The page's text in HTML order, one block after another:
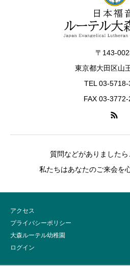
〒143-
東京都大田区山
TEL 03-5718-
FAX 03-
質問などがありましたら
私たちはあなたのご来会を
アクセス
プライバシーポリシー
大森ルーテル幼稚園
ログイン